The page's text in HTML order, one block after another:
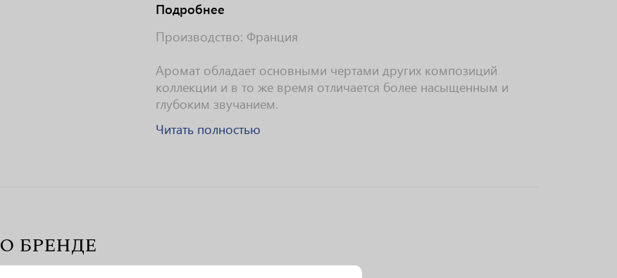
Подробнее
Производство: Франция
Аромат обладает основными чертами других композиций
коллекции и в то же время отличается более насыщенным и
глубоким звучанием.
Читать полностью
О БРЕНДЕ